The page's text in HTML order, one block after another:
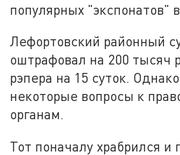
популярных "экспонатов"
Лефортовский районный
оштрафовал на 200 тысяч
рэпера на 15 суток.
некоторые вопросы к
органам.
Тот поначалу храбрился и